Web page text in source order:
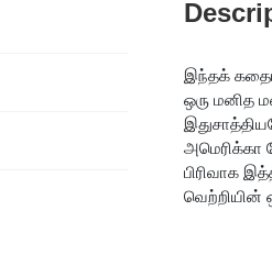
இந்தக்
ஒரு மனித
அமெரிக்கா
பிரிவாக
வெற்றியின்